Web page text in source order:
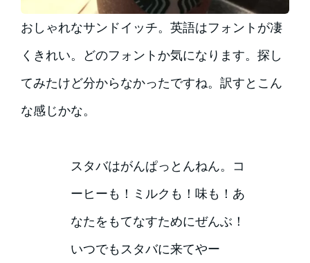
おしゃれなサンドイッチ。英語はフォントが凄
くきれい。どのフォントか気になります。探し
てみたけど分からなかったですね。訳すとこん
な感じかな。
スタバはがんぱっとんねん。コ
ーヒーも！ミルクも！味も！あ
なたをもてなすためにぜんぶ！
いつでもスタバに来てやー